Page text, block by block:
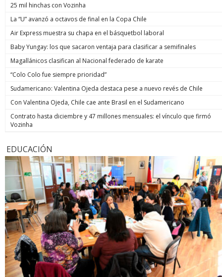
25 mil hinchas con Vozinha
La “U” avanzó a octavos de final en la Copa Chile
Air Express muestra su chapa en el básquetbol laboral
Baby Yungay: los que sacaron ventaja para clasificar a semifinales
Magallánicos clasifican al Nacional federado de karate
“Colo Colo fue siempre prioridad”
Sudamericano: Valentina Ojeda destaca pese a nuevo revés de Chile
Con Valentina Ojeda, Chile cae ante Brasil en el Sudamericano
Contrato hasta diciembre y 47 millones mensuales: el vínculo que firmó
Vozinha
EDUCACIÓN